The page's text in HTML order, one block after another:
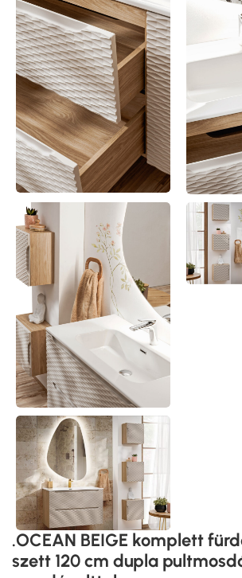
.OCEAN BEIGE komplett
szett 120 cm dupla